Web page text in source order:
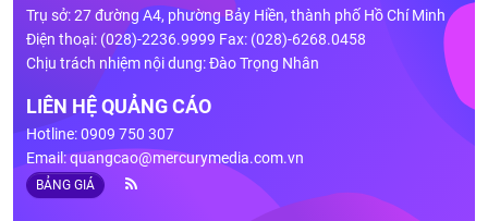
Trụ sở: 27 đường A4, phường Bảy Hiền, thành phố Hồ Chí Minh
Điện thoại: (028)-2236.9999 Fax: (028)-6268.0458
Chịu trách nhiệm nội dung: Đào Trọng Nhân
LIÊN HỆ QUẢNG CÁO
Hotline: 0909 750 307
Email:quangcao@mercurymedia.com.vn
BẢNG GIÁ